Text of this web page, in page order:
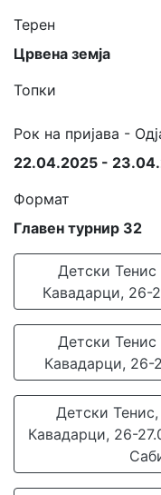
Терен
Црвена земја
Топки
Рок на пријава -
22.04.2025 -
Формат
Главен турнир 32
Детски
Кавадарци, 26-
Детски
Кавадарци, 26-
Детски
Кавадарци, 26-